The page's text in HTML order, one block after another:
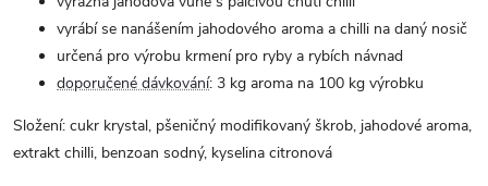
vyrábí se nanášením jahodového aroma a chilli na daný nosič
určená pro výrobu krmení pro ryby a rybích návnad
doporučené dávkování: 3 kg aroma na 100 kg výrobku
Složení: cukr krystal, pšeničný modifikovaný škrob, jahodové aroma,
extrakt chilli, benzoan sodný, kyselina citronová